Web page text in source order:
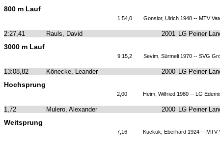
800 m Lauf
1:54,0 Gonsior, Ulrich 1948 -- MTV
2:27,41 Rauls, David 2001 LG Peiner
3000 m Lauf
9:15,2 Sevim, Sürmeli 1970 -- SVG
13:08,82 Könecke, Leander 2000 LG Peiner
Hochsprung
2,00 Heim, Wilfried 1980 -- LG
1,72 Mulero, Alexander 2000 LG Peiner
Weitsprung
7,16 Kuckuk, Eberhard 1924 -- MTV